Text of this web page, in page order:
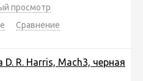
просмотр
Сравнение
D. R. Harris, Mach3, черная